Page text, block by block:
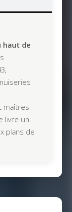
haut de
maîtres
livre un
plans de